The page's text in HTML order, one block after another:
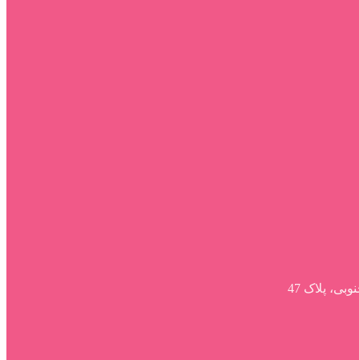
پلاک 47